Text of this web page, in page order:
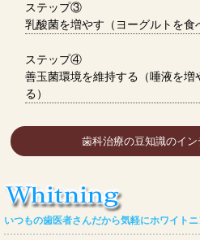
ステップ③
乳酸菌を増やす（ヨーグルトを食
ステップ④
善玉菌環境を維持する（唾液を
る）
歯科治療の豆知識のイ
いつもの歯医者さんだから気軽にホワイト